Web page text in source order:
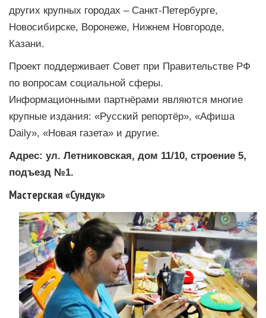
других крупных городах – Санкт-Петербурге,
Новосибирске, Воронеже, Нижнем Новгороде,
Казани.
Проект поддерживает Совет при Правительстве РФ
по вопросам социальной сферы.
Информационными партнёрами являются многие
крупные издания: «Русский репортёр», «Афиша
Daily», «Новая газета» и другие.
Адрес: ул. Летниковская, дом 11/10, строение 5,
подъезд №1.
Мастерская «Сундук»